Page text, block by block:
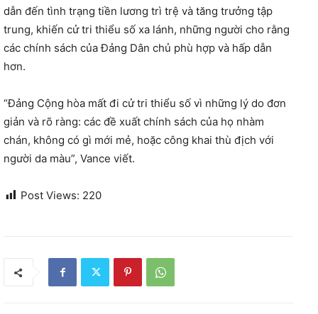
dẫn đến tình trạng tiền lương trì trệ và tăng trưởng tập
trung, khiến cử tri thiểu số xa lánh, những người cho rằng
các chính sách của Đảng Dân chủ phù hợp và hấp dẫn
hơn.
“Đảng Cộng hòa mất đi cử tri thiểu số vì những lý do đơn
giản và rõ ràng: các đề xuất chính sách của họ nhàm
chán, không có gì mới mẻ, hoặc công khai thù địch với
người da màu”, Vance viết.
Post Views: 220